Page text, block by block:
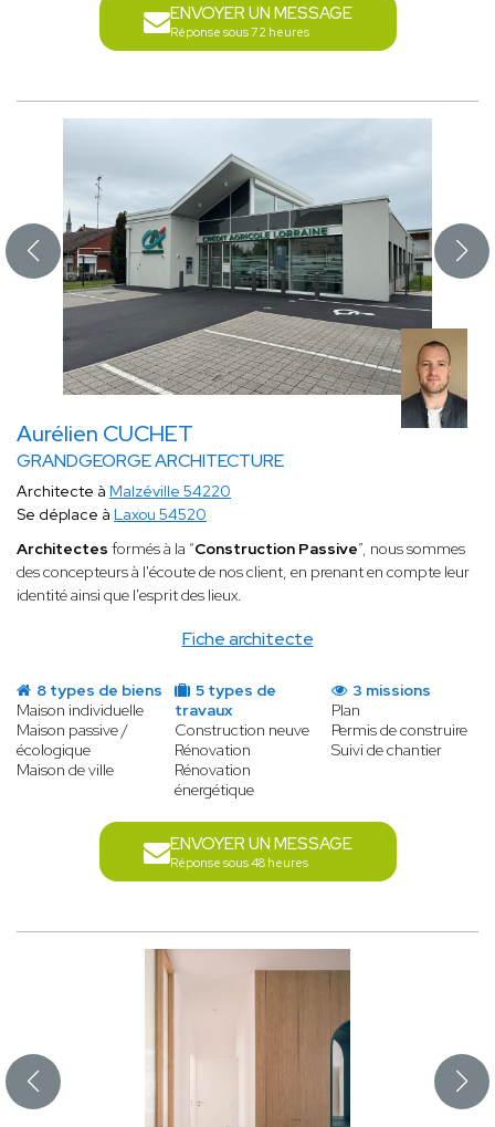
ENVOYER UN MESSAGE
Réponse sous 72 heures
Aurélien CUCHET
GRANDGEORGE ARCHITECTURE
Fiche architecte
Architecte à Malzéville 54220
Se déplace à Laxou 54520
Architectes formés à la “Construction Passive”, nous sommes
des concepteurs à l'écoute de nos client, en prenant en compte leur
identité ainsi que l'esprit des lieux.
8 types de biens
Maison individuelle
Maison passive /
écologique
Maison de ville
5 types de
travaux
Construction neuve
Rénovation
Rénovation
énergétique
3 missions
Plan
Permis de construire
Suivi de chantier
ENVOYER UN MESSAGE
Réponse sous 48 heures